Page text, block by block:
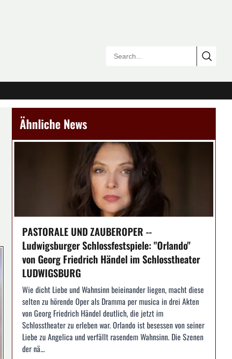
Ähnliche News
PASTORALE UND ZAUBEROPER --
Ludwigsburger Schlossfestspiele: "Orlando"
von Georg Friedrich Händel im Schlosstheater
LUDWIGSBURG
Wie dicht Liebe und Wahnsinn beieinander liegen, macht diese
selten zu hörende Oper als Dramma per musica in drei Akten
von Georg Friedrich Händel deutlich, die jetzt im
Schlosstheater zu erleben war. Orlando ist besessen von seiner
Liebe zu Angelica und verfällt rasendem Wahnsinn. Die Szenen
der nä...